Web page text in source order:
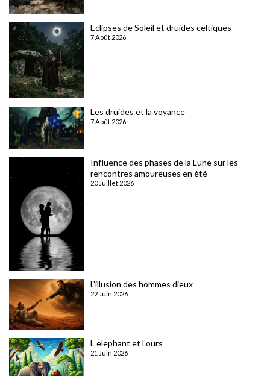
Eclipses de Soleil et druides celtiques
7 Août 2026
Les druides et la voyance
7 Août 2026
Influence des phases de la Lune sur les
rencontres amoureuses en été
20 Juillet 2026
L'illusion des hommes dieux
22 Juin 2026
L elephant et l ours
21 Juin 2026